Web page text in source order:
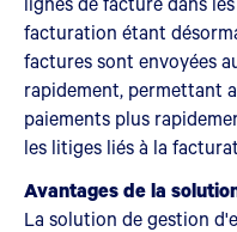
facturation étant
factures sont envoyées
rapidement, permettant
paiements plus
les litiges liés à la
Avantages de la
La solution de gestion